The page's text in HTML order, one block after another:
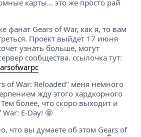
карты... это же просто рай
фанат Gears of War, как я, то вам
Проект выйдет 17 июня
узнать больше, могут
сообщества. ссылочка тут:
of War: Reloaded" меня немного
жду этого хардкорного
более, что скоро выходит и
E-Day! 🤩
что вы думаете об этом Gears of